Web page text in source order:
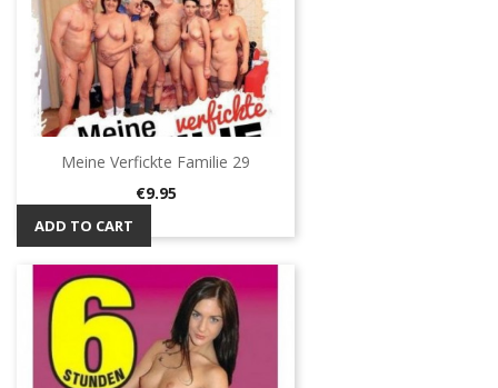
Meine Verfickte Familie 29
Price
€9.95
ADD TO CART